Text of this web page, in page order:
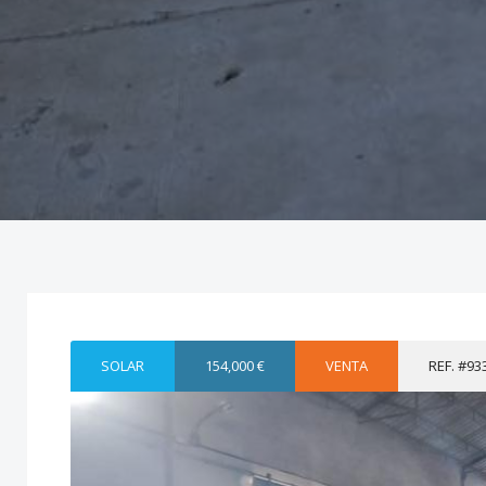
SOLAR 154,000 € VENTA REF.